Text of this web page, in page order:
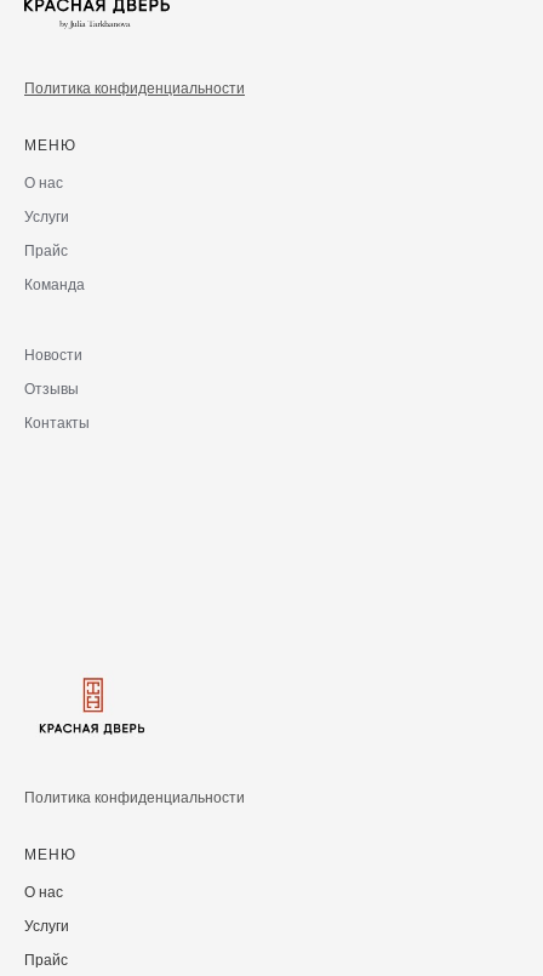
Политика конфиденциальности
МЕНЮ
О нас
Услуги
Прайс
Команда
Новости
Отзывы
Контакты
Политика конфиденциальности
МЕНЮ
О нас
Услуги
Прайс